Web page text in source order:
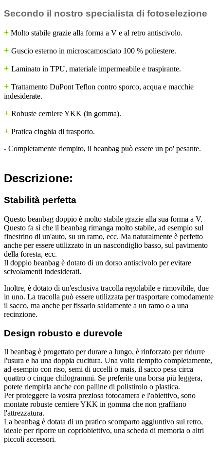
Secondo il nostro specialista di fotoselezione
+ Molto stabile grazie alla forma a V e al retro antiscivolo.
+ Guscio esterno in microscamosciato 100 % poliestere.
+ Laminato in TPU, materiale impermeabile e traspirante.
+ Trattamento DuPont Teflon contro sporco, acqua e macchie
indesiderate.
+ Robuste cerniere YKK (in gomma).
+ Pratica cinghia di trasporto.
- Completamente riempito, il beanbag può essere un po' pesante.
Descrizione:
Stabilità perfetta
Questo beanbag doppio è molto stabile grazie alla sua forma a V.
Questo fa sì che il beanbag rimanga molto stabile, ad esempio sul
finestrino di un'auto, su un ramo, ecc. Ma naturalmente è perfetto
anche per essere utilizzato in un nascondiglio basso, sul pavimento
della foresta, ecc.
Il doppio beanbag è dotato di un dorso antiscivolo per evitare
scivolamenti indesiderati.
Inoltre, è dotato di un'esclusiva tracolla regolabile e rimovibile, due
in uno. La tracolla può essere utilizzata per trasportare comodamente
il sacco, ma anche per fissarlo saldamente a un ramo o a una
recinzione.
Design robusto e durevole
Il beanbag è progettato per durare a lungo, è rinforzato per ridurre
l'usura e ha una doppia cucitura. Una volta riempito completamente,
ad esempio con riso, semi di uccelli o mais, il sacco pesa circa
quattro o cinque chilogrammi. Se preferite una borsa più leggera,
potete riempirla anche con palline di polistirolo o plastica.
Per proteggere la vostra preziosa fotocamera e l'obiettivo, sono
montate robuste cerniere YKK in gomma che non graffiano
l'attrezzatura.
La beanbag è dotata di un pratico scomparto aggiuntivo sul retro,
ideale per riporre un copriobiettivo, una scheda di memoria o altri
piccoli accessori.